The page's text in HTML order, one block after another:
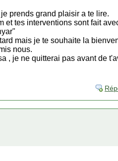
prends grand plaisir a te lire.
et tes interventions sont fait
mais je te souhaite la
nous.
, je ne quitterai pas avant de